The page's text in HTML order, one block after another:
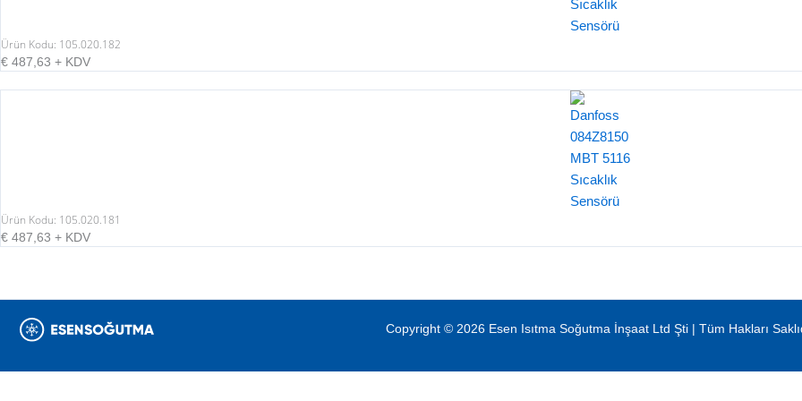
Ürün Kodu: 105.020.182
€ 487,63 + KDV
Ürün Kodu: 105.020.181
€ 487,63 + KDV
Copyright © 2026 Esen Isıtma Soğutma İnşaat Ltd Şti | Tüm Hakları